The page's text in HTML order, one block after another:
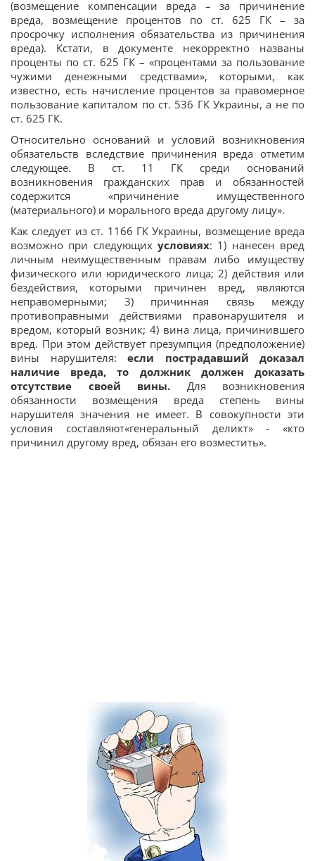
(возмещение компенсации вреда – за причинение
вреда, возмещение процентов по ст. 625 ГК – за
просрочку исполнения обязательства из причинения
вреда). Кстати, в документе некорректно названы
проценты по ст. 625 ГК – «процентами за пользование
чужими денежными средствами», которыми, как
известно, есть начисление процентов за правомерное
пользование капиталом по ст. 536 ГК Украины, а не по
ст. 625 ГК.
Относительно оснований и условий возникновения
обязательств вследствие причинения вреда отметим
следующее. В ст. 11 ГК среди оснований
возникновения гражданских прав и обязанностей
содержится «причинение имущественного
(материального) и морального вреда другому лицу».
Как следует из ст. 1166 ГК Украины, возмещение вреда
возможно при следующих условиях: 1) нанесен вред
личным неимущественным правам либо имуществу
физического или юридического лица; 2) действия или
бездействия, которыми причинен вред, являются
неправомерными; 3) причинная связь между
противоправными действиями правонарушителя и
вредом, который возник; 4) вина лица, причинившего
вред. При этом действует презумпция (предположение)
вины нарушителя: если пострадавший доказал
наличие вреда, то должник должен доказать
отсутствие своей вины. Для возникновения
обязанности возмещения вреда степень вины
нарушителя значения не имеет. В совокупности эти
условия составляют«генеральный деликт» - «кто
причинил другому вред, обязан его возместить».